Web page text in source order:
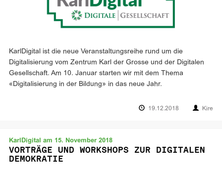
KarlDigital ist die neue Veranstaltungsreihe rund um die
Digitalisierung vom Zentrum Karl der Grosse und der Digitalen
Gesellschaft. Am 10. Januar starten wir mit dem Thema
«Digitalisierung in der Bildung» in das neue Jahr.
19.12.2018 Kire
KarlDigital am 15. November 2018
VORTRÄGE UND WORKSHOPS ZUR DIGITALEN
DEMOKRATIE